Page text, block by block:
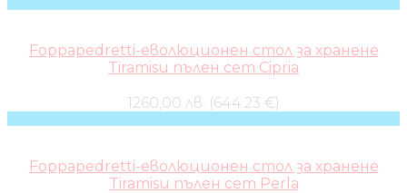
Foppapedretti-еволюционен стол за хранене
Tiramisu пълен сет Cipria
1260,00 лв. (644.23 €)
Foppapedretti-еволюционен стол за хранене
Tiramisu пълен сет Perla